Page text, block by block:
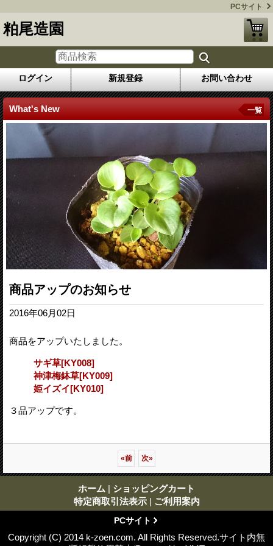
PCサイト
粕尾造園
ログイン 新規登録 お問い合わせ
What's New 一覧
商品アップのお知らせ
2016年06月02日
商品をアップいたしました。
サギ草[KY008]
神津梅鉢草[KY009]
姫イズイ[KY010]
３品アップです。
«前 次»
ホーム | ショッピングカート
特定商取引法表示 | ご利用案内
PCサイト
Copyright (C) 2014 k-zoen.com. All Rights Reserved.サイト内無